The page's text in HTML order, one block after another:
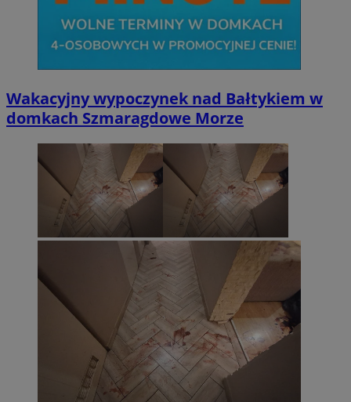
Wakacyjny wypoczynek nad Bałtykiem w
domkach Szmaragdowe Morze